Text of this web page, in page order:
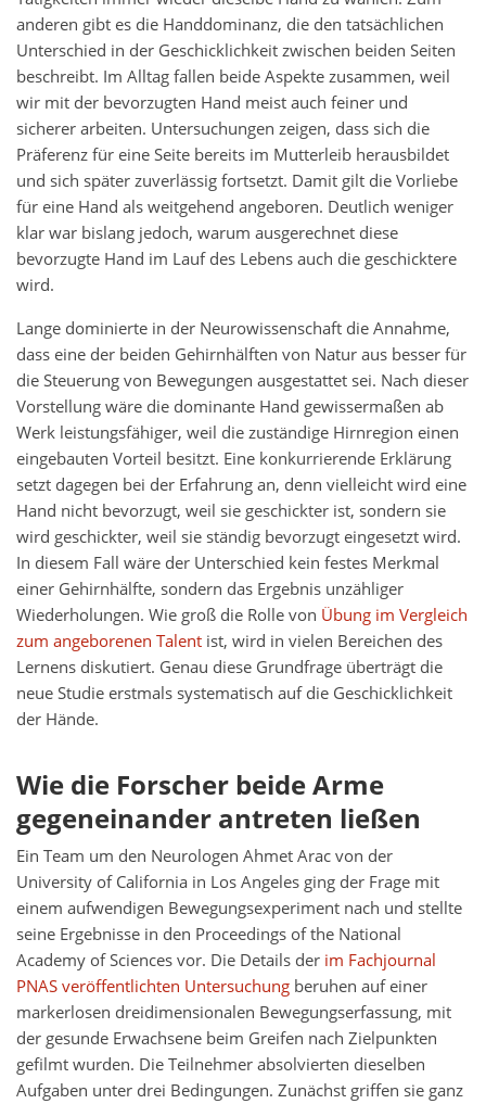
anderen gibt es die Handdominanz, die den tatsächlichen
Unterschied in der Geschicklichkeit zwischen beiden Seiten
beschreibt. Im Alltag fallen beide Aspekte zusammen, weil
wir mit der bevorzugten Hand meist auch feiner und
sicherer arbeiten. Untersuchungen zeigen, dass sich die
Präferenz für eine Seite bereits im Mutterleib herausbildet
und sich später zuverlässig fortsetzt. Damit gilt die Vorliebe
für eine Hand als weitgehend angeboren. Deutlich weniger
klar war bislang jedoch, warum ausgerechnet diese
bevorzugte Hand im Lauf des Lebens auch die geschicktere
wird.
Lange dominierte in der Neurowissenschaft die Annahme,
dass eine der beiden Gehirnhälften von Natur aus besser für
die Steuerung von Bewegungen ausgestattet sei. Nach dieser
Vorstellung wäre die dominante Hand gewissermaßen ab
Werk leistungsfähiger, weil die zuständige Hirnregion einen
eingebauten Vorteil besitzt. Eine konkurrierende Erklärung
setzt dagegen bei der Erfahrung an, denn vielleicht wird eine
Hand nicht bevorzugt, weil sie geschickter ist, sondern sie
wird geschickter, weil sie ständig bevorzugt eingesetzt wird.
In diesem Fall wäre der Unterschied kein festes Merkmal
einer Gehirnhälfte, sondern das Ergebnis unzähliger
Wiederholungen. Wie groß die Rolle von Übung im Vergleich
zum angeborenen Talent ist, wird in vielen Bereichen des
Lernens diskutiert. Genau diese Grundfrage überträgt die
neue Studie erstmals systematisch auf die Geschicklichkeit
der Hände.
Wie die Forscher beide Arme
gegeneinander antreten ließen
Ein Team um den Neurologen Ahmet Arac von der
University of California in Los Angeles ging der Frage mit
einem aufwendigen Bewegungsexperiment nach und stellte
seine Ergebnisse in den Proceedings of the National
Academy of Sciences vor. Die Details der im Fachjournal
PNAS veröffentlichten Untersuchung beruhen auf einer
markerlosen dreidimensionalen Bewegungserfassung, mit
der gesunde Erwachsene beim Greifen nach Zielpunkten
gefilmt wurden. Die Teilnehmer absolvierten dieselben
Aufgaben unter drei Bedingungen. Zunächst griffen sie ganz